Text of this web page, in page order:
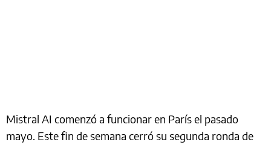
Mistral AI comenzó a funcionar en París el pasado
mayo. Este fin de semana cerró su segunda ronda de